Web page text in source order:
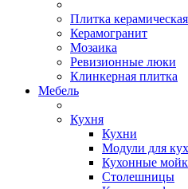
Плитка керамическая
Керамогранит
Мозаика
Ревизионные люки
Клинкерная плитка
Мебель
Кухня
Кухни
Модули для
Кухонные
Столешницы